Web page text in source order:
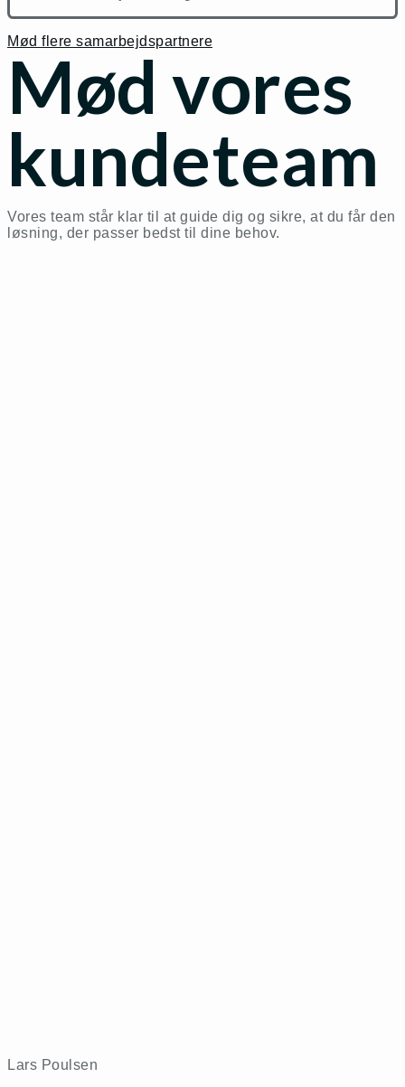
Mød flere samarbejdspartnere
Mød vores
kundeteam
Vores team står klar til at guide dig og sikre, at du får den
løsning, der passer bedst til dine behov.
Lars Poulsen